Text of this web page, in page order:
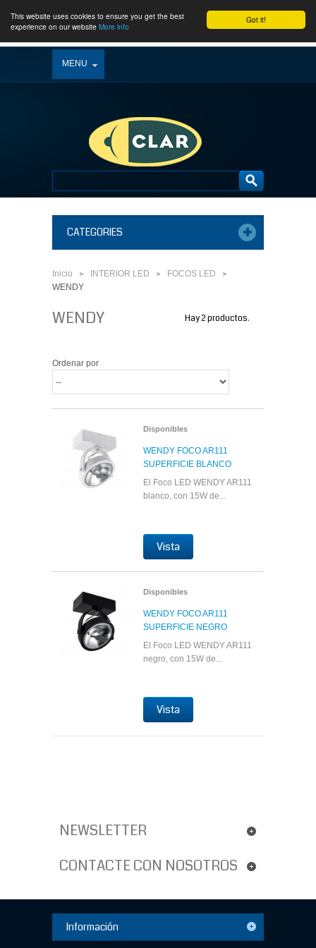
Got it!
This website uses cookies to ensure you get the best
experience on our website More info
MENU
CATEGORIES
Inicio
>
INTERIOR LED
FOCOS LED
WENDY
WENDY Hay 2 productos.
Ordenar por
Disponibles
WENDY FOCO AR111
SUPERFICIE BLANCO
El Foco LED WENDY AR111
blanco, con 15W de...
Vista
Disponibles
WENDY FOCO AR111
SUPERFICIE NEGRO
El Foco LED WENDY AR111
negro, con 15W de...
Vista
NEWSLETTER
CONTACTE CON NOSOTROS
Información